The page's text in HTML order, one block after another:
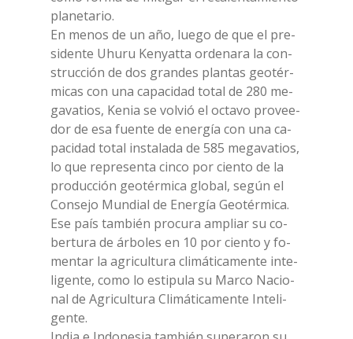
pla­ne­ta­rio.
En me­nos de un año, lue­go de que el pre­
si­den­te Uhu­ru Ke­nyat­ta or­de­na­ra la con­
struc­ción de dos gran­des plan­tas geo­tér­
mi­cas con una ca­pa­ci­dad to­tal de 280 me­
ga­va­tios, Ke­nia se vol­vió el oc­ta­vo pro­vee­
dor de esa fuen­te de ener­gía con una ca­
pa­ci­dad to­tal in­sta­la­da de 585 me­ga­va­tios,
lo que re­pre­sen­ta cin­co por cien­to de la
pro­duc­ción geo­tér­mi­ca glo­bal, se­gún el
Con­se­jo Mun­dial de Ener­gía Geo­tér­mi­ca.
Ese país tam­bién pro­cu­ra am­pliar su co­
ber­tu­ra de ár­bo­les en 10 por cien­to y fo­
men­tar la agri­cul­tu­ra cli­má­ti­ca­men­te in­te­
li­gen­te, como lo esti­pu­la su Mar­co Na­cio­
nal de Agri­cul­tu­ra Cli­má­ti­ca­men­te In­te­li­
gen­te.